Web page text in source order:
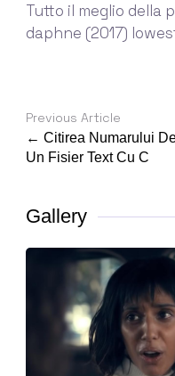
Tutto il meglio della
daphne (2017)
Previous Article
← Citirea Numarului
Un Fisier Text Cu C
Gallery